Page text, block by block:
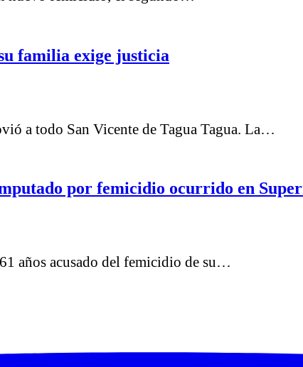
familia exige justicia
a todo San Vicente de Tagua Tagua. La…
por femicidio ocurrido en
años acusado del femicidio de su…